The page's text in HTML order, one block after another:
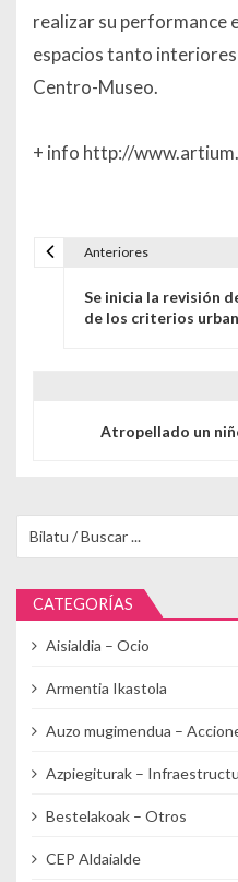
realizar su performance
espacios tanto
Centro-Museo.
+ info http://
Anteriores
Se inicia la revisión
de los criterios
Atropellado un
CATEGORÍAS
Aisialdia – Ocio
Armentia Ikastola
Auzo mugimendua –
Azpiegiturak –
Bestelakoak – Otros
CEP Aldaialde